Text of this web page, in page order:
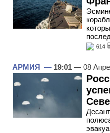
614
АРМИЯ — 19:01 — 08